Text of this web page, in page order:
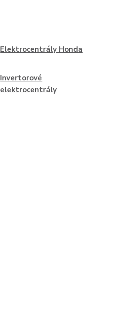
Elektrocentrály Honda
Invertorové
elektrocentrály